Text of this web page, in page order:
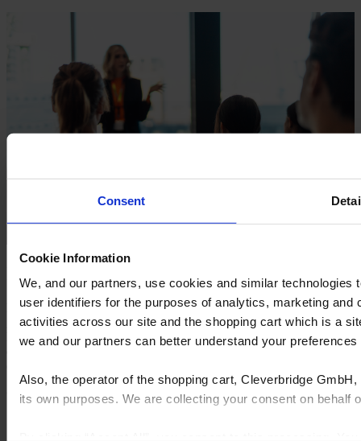
Consent
Cookie Information
We, and our partners, use cookies and similar
user identifiers for the purposes of analytics, marketing
activities across our site and the shopping cart which is a
we and our partners can better understand your
Also, the operator of the shopping cart, Cleverbridge
its own purposes. We are collecting your consent on
Incorporación
Nuestro proceso de incorporación integral está diseñado para
garantizar una transición fluida a tu nueva solución FeneVision.
Desde la configuración inicial hasta la puesta en marcha, nuestro
equipo dedicado te guiará en cada paso, brindándote soporte,
Qué esperar durante la incorporación: